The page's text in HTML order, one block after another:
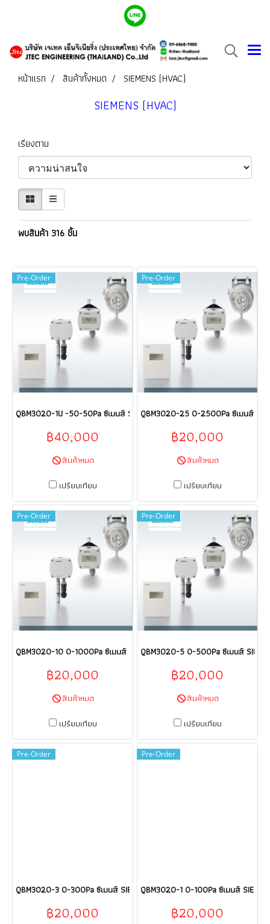
หน้าแรก สินค้าทั้งหมด SIEMENS (HVAC)
SIEMENS (HVAC)
เรียงตาม
พบสินค้า 316 ชิ้น
Pre-Order
QBM3020-1U -50-50Pa ซีเมนส์ SIEMENS Sensor HVAC products
฿40,000
สินค้าหมด
เปรียบเทียบ
Pre-Order
QBM3020-25 0-2500Pa ซีเมนส์
฿20,000
สินค้าหมด
เปรียบเทียบ
Pre-Order
QBM3020-10 0-1000Pa ซีเมนส์ SIEMENS Sensor HVAC products
฿20,000
สินค้าหมด
เปรียบเทียบ
Pre-Order
QBM3020-5 0-500Pa ซีเมนส์
฿20,000
สินค้าหมด
เปรียบเทียบ
Pre-Order
QBM3020-3 0-300Pa ซีเมนส์ SIEMENS Sensor HVAC products HVAC
฿20,000
Pre-Order
QBM3020-1 0-100Pa ซีเมนส์
฿20,000